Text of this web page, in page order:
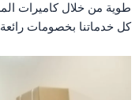
طوية من خلال كاميرات
كل خدماتنا بخصومات رائعة